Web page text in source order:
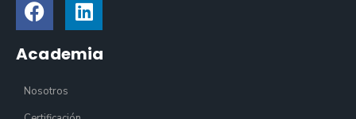
Academia
Nosotros